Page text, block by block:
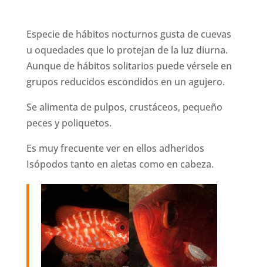
Especie de hábitos nocturnos gusta de cuevas
u oquedades que lo protejan de la luz diurna.
Aunque de hábitos solitarios puede vérsele en
grupos reducidos escondidos en un agujero.
Se alimenta de pulpos, crustáceos, pequeño
peces y poliquetos.
Es muy frecuente ver en ellos adheridos
Isópodos tanto en aletas como en cabeza.